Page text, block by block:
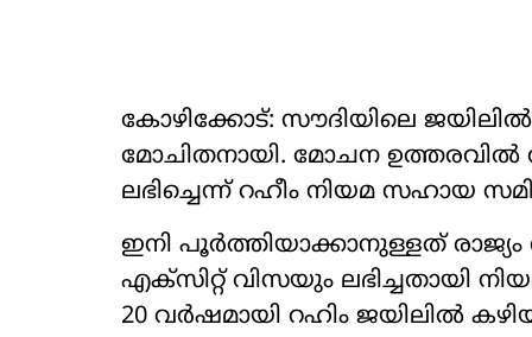
കോഴിക്കോട്: സൗദിയിലെ
മോചിതനായി. മോചന ഉത്തരവിൽ
ലഭിച്ചെന്ന് റഹീം നിയമ സഹായ
ഇനി പൂർത്തിയാക്കാനുള്ളത്
എക്‌സിറ്റ് വിസയും ലഭിച്ചതായി
20 വർഷമായി റഹിം ജയിലിൽ